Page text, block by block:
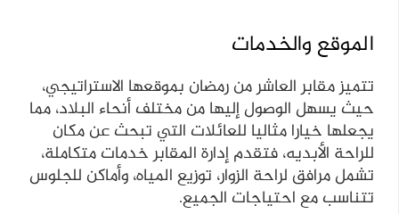
الموقع والخدمات
تتميز مقابر العاشر من رمضان بموقعها الاستراتيجي،
حيث يسهل الوصول إليها من مختلف أنحاء البلاد، مما
يجعلها خيارا مثاليا للعائلات التي تبحث عن مكان
للراحة الأبديه، فتقدم إدارة المقابر خدمات متكاملة،
تشمل مرافق لراحة الزوار، توزيع المياه، وأماكن للجلوس
تتناسب مع احتياجات الجميع.